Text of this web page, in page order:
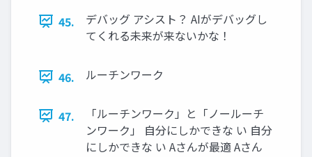
45.
デバッグ アシスト？ AIがデバッグし
てくれる未来が来ないかな！
46. ルーチンワーク
47.
「ルーチンワーク」と「ノールーチ
ンワーク」 自分にしかできな い 自分
にしかできな い Aさんが最適 Aさん